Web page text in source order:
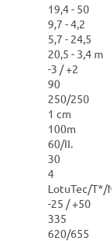
19,4 - 50
9,7 - 4,2
5,7 - 24,5
20,5 - 3,4 m
-3 / +2
90
250/250
1 cm
100m
60/II.
30
4
LotuTec/T*/
-25 / +50
335
620/655